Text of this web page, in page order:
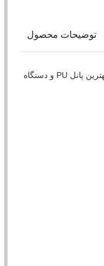
توضیحات محصول
اتاق یخچال با دمای پایین برای ماهی، گوشت، مرغ، غذاهای دریایی و غیره است.برای نگه داشتن غذا نگه داشتن -25 ~ -18C برای چند هفته / ماهبهترين پانل PU و دستگاه